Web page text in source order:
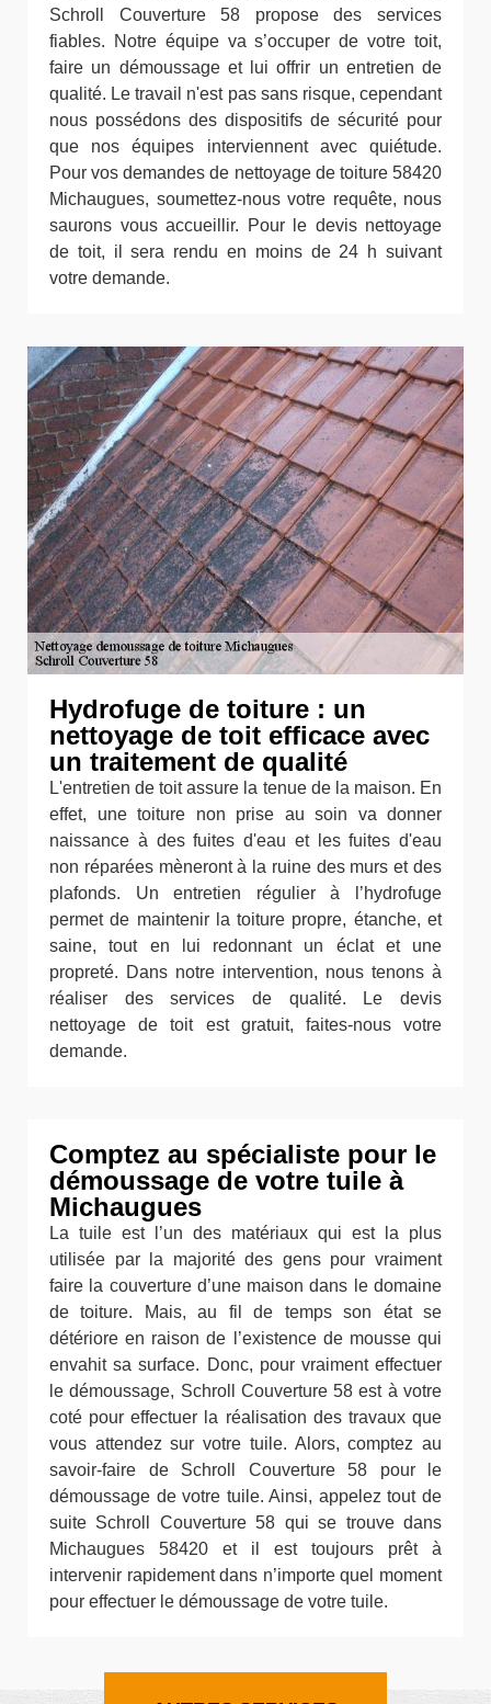
Schroll Couverture 58 propose des services
fiables. Notre équipe va s’occuper de votre toit,
faire un démoussage et lui offrir un entretien de
qualité. Le travail n'est pas sans risque, cependant
nous possédons des dispositifs de sécurité pour
que nos équipes interviennent avec quiétude.
Pour vos demandes de nettoyage de toiture 58420
Michaugues, soumettez-nous votre requête, nous
saurons vous accueillir. Pour le devis nettoyage
de toit, il sera rendu en moins de 24 h suivant
votre demande.
Hydrofuge de toiture : un
nettoyage de toit efficace avec
un traitement de qualité
L'entretien de toit assure la tenue de la maison. En
effet, une toiture non prise au soin va donner
naissance à des fuites d'eau et les fuites d'eau
non réparées mèneront à la ruine des murs et des
plafonds. Un entretien régulier à l’hydrofuge
permet de maintenir la toiture propre, étanche, et
saine, tout en lui redonnant un éclat et une
propreté. Dans notre intervention, nous tenons à
réaliser des services de qualité. Le devis
nettoyage de toit est gratuit, faites-nous votre
demande.
Comptez au spécialiste pour le
démoussage de votre tuile à
Michaugues
La tuile est l’un des matériaux qui est la plus
utilisée par la majorité des gens pour vraiment
faire la couverture d’une maison dans le domaine
de toiture. Mais, au fil de temps son état se
détériore en raison de l’existence de mousse qui
envahit sa surface. Donc, pour vraiment effectuer
le démoussage, Schroll Couverture 58 est à votre
coté pour effectuer la réalisation des travaux que
vous attendez sur votre tuile. Alors, comptez au
savoir-faire de Schroll Couverture 58 pour le
démoussage de votre tuile. Ainsi, appelez tout de
suite Schroll Couverture 58 qui se trouve dans
Michaugues 58420 et il est toujours prêt à
intervenir rapidement dans n’importe quel moment
pour effectuer le démoussage de votre tuile.